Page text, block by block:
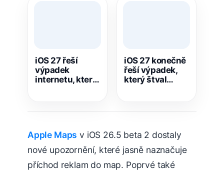
iOS 27 řeší
výpadek
internetu, který
iOS 27 konečně
řeší výpadek,
který štval
Apple Maps v iOS 26.5 beta 2 dostaly
nové upozornění, které jasně naznačuje
příchod reklam do map. Poprvé také